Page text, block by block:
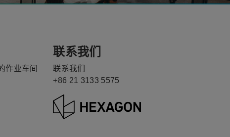
作业车间
联系我们
联系我们
+86 21 3133 5575